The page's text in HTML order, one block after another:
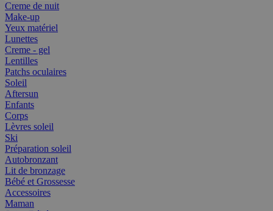
Creme de nuit
Make-up
Yeux matériel
Lunettes
Creme - gel
Lentilles
Patchs oculaires
Soleil
Aftersun
Enfants
Corps
Lèvres soleil
Ski
Préparation soleil
Autobronzant
Lit de bronzage
Bébé et Grossesse
Accessoires
Maman